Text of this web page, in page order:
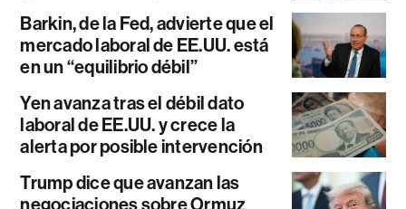
Barkin, de la Fed, advierte que el
mercado laboral de EE.UU. está
en un “equilibrio débil”
Yen avanza tras el débil dato
laboral de EE.UU. y crece la
alerta por posible intervención
Trump dice que avanzan las
negociaciones sobre Ormuz